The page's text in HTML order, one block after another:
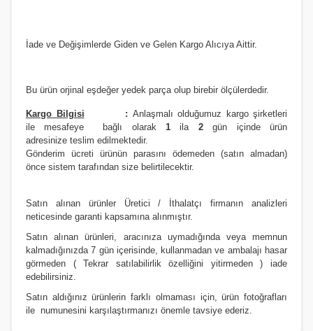
İade ve Değişimlerde Giden ve Gelen Kargo Alıcıya Aittir.
Bu ürün orjinal eşdeğer yedek parça olup birebir ölçülerdedir.
Kargo Bilgisi : Anlaşmalı olduğumuz kargo şirketleri
ile mesafeye bağlı olarak1 ila 2gün içinde ürün
adresinize teslim edilmektedir.
Gönderim ücreti ürünün parasını ödemeden (satın almadan)
önce sistem tarafından size belirtilecektir.
Satın alınan ürünler Üretici / İthalatçı firmanın analizleri
neticesinde garanti kapsamına alınmıştır.
Satın alınan ürünleri, aracınıza uymadığında veya memnun
kalmadığınızda 7 gün içerisinde, kullanmadan ve ambalajı hasar
görmeden ( Tekrar satılabilirlik özelliğini yitirmeden ) iade
edebilirsiniz.
Satın aldığınız ürünlerin farklı olmaması için, ürün fotoğrafları
ile numunesini karşılaştırmanızı önemle tavsiye ederiz.